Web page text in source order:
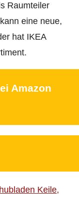
Raumteiler
eine neue,
hat IKEA
Amazon
Keile,